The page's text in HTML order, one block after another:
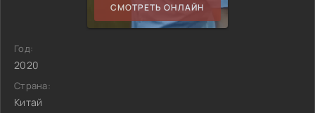
СМОТРЕТЬ ОНЛАЙН
Год:
2020
Страна:
Китай